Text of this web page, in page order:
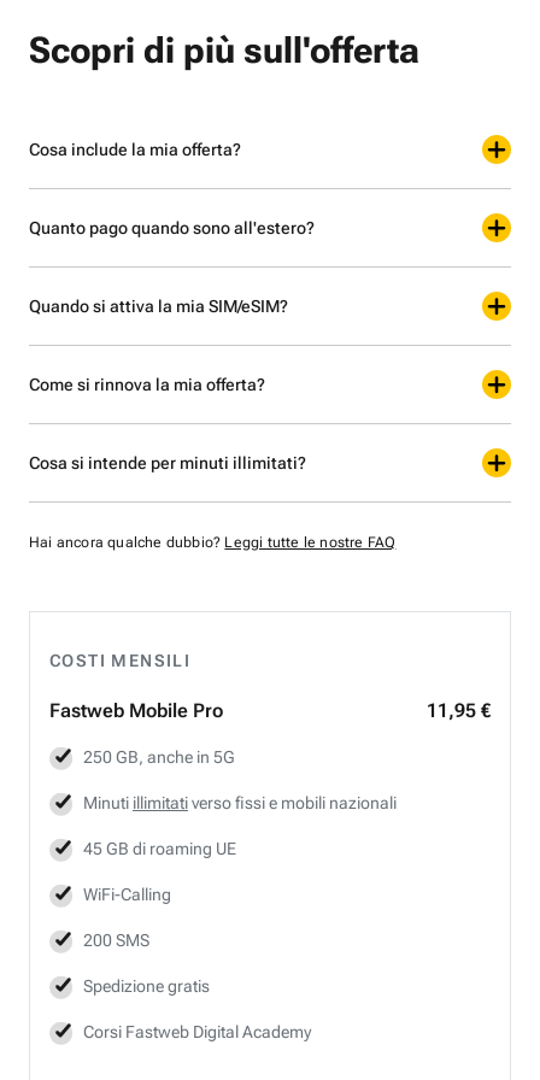
COSTI MENSILI
Fastweb Mobile Pro 11,95 €
250 GB, anche in 5G
Minuti illimitativerso fissi e mobili nazionali
45 GB di roaming UE
WiFi-Calling
200 SMS
Spedizione gratis
Corsi Fastweb Digital Academy
Scopri di più sull'offerta
Cosa include la mia offerta?
Quanto pago quando sono all'estero?
Quando si attiva la mia SIM/eSIM?
Come si rinnova la mia offerta?
Cosa si intende per minuti illimitati?
Hai ancora qualche dubbio? Leggi tutte le nostre FAQ